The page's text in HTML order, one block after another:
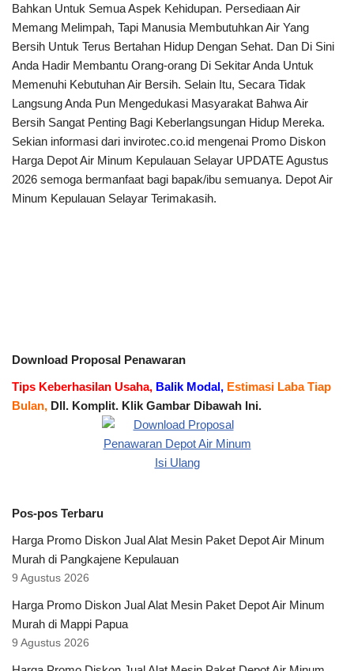
Bahkan Untuk Semua Aspek Kehidupan. Persediaan Air
Memang Melimpah, Tapi Manusia Membutuhkan Air Yang
Bersih Untuk Terus Bertahan Hidup Dengan Sehat. Dan Di Sini
Anda Hadir Membantu Orang-orang Di Sekitar Anda Untuk
Memenuhi Kebutuhan Air Bersih. Selain Itu, Secara Tidak
Langsung Anda Pun Mengedukasi Masyarakat Bahwa Air
Bersih Sangat Penting Bagi Keberlangsungan Hidup Mereka.
Sekian informasi dari invirotec.co.id mengenai Promo Diskon
Harga Depot Air Minum Kepulauan Selayar UPDATE Agustus
2026 semoga bermanfaat bagi bapak/ibu semuanya. Depot Air
Minum Kepulauan Selayar Terimakasih.
Download Proposal Penawaran
Tips Keberhasilan Usaha, Balik Modal, Estimasi Laba Tiap
Bulan, Dll. Komplit. Klik Gambar Dibawah Ini.
Pos-pos Terbaru
Harga Promo Diskon Jual Alat Mesin Paket Depot Air Minum
Murah di Pangkajene Kepulauan
9 Agustus 2026
Harga Promo Diskon Jual Alat Mesin Paket Depot Air Minum
Murah di Mappi Papua
9 Agustus 2026